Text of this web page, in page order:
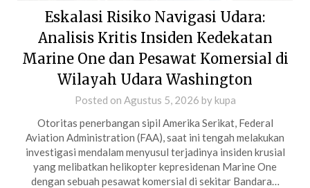
Eskalasi Risiko Navigasi Udara:
Analisis Kritis Insiden Kedekatan
Marine One dan Pesawat Komersial di
Wilayah Udara Washington
Posted on Agustus 5, 2026 bykupa
Otoritas penerbangan sipil Amerika Serikat, Federal
Aviation Administration (FAA), saat ini tengah melakukan
investigasi mendalam menyusul terjadinya insiden krusial
yang melibatkan helikopter kepresidenan Marine One
dengan sebuah pesawat komersial di sekitar Bandara…